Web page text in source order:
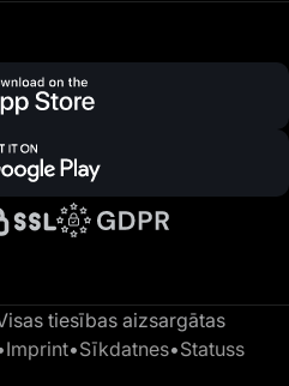
tiesības aizsargātas
Imprint•Sīkdatnes•Statuss